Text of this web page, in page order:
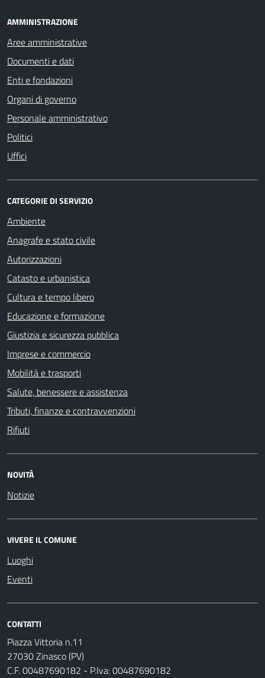
AMMINISTRAZIONE
Aree amministrative
Documenti e dati
Enti e fondazioni
Organi di governo
Personale amministrativo
Politici
Uffici
CATEGORIE DI SERVIZIO
Ambiente
Anagrafe e stato civile
Autorizzazioni
Catasto e urbanistica
Cultura e tempo libero
Educazione e formazione
Giustizia e sicurezza pubblica
Imprese e commercio
Mobilità e trasporti
Salute, benessere e assistenza
Tributi, finanze e contravvenzioni
Rifiuti
NOVITÀ
Notizie
VIVERE IL COMUNE
Luoghi
Eventi
CONTATTI
Piazza Vittoria n.11
27030 Zinasco (PV)
C.F. 00487690182 - P.Iva: 00487690182